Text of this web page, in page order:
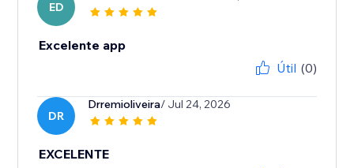
ED
Excelente app
Útil (0)
DR
Drremioliveira/ Jul 24, 2026
EXCELENTE